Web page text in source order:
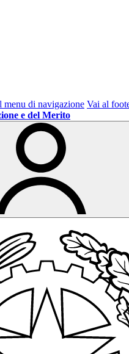
menu di navigazione Vai al
e del Merito